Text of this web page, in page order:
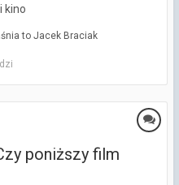
kino
to Jacek Braciak
poniższy film